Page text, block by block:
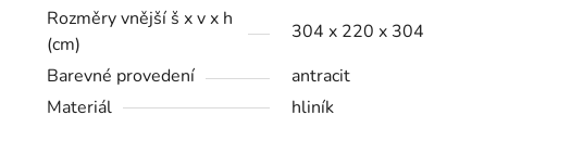
Rozměry vnější š x v x h
(cm)
304 x 220 x 304
Barevné provedení
antracit
Materiál
hliník